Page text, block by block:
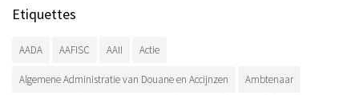
Etiquettes
AADA AAFISC AAII Actie
Algemene Administratie van Douane en Accijnzen Ambtenaar